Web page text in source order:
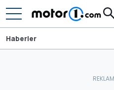
Haberler